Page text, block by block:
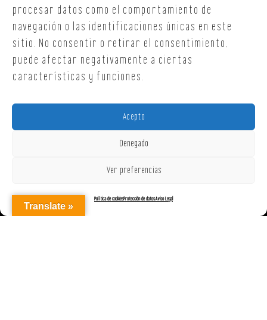
procesar datos como el comportamiento de
navegación o las identificaciones únicas en este
sitio. No consentir o retirar el consentimiento,
puede afectar negativamente a ciertas
características y funciones.
Acepto
Denegado
Ver preferencias
Política de cookiesProtección de datosAviso Legal
Translate »